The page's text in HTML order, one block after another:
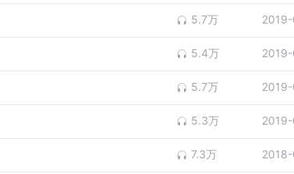
史规律总会按照自己的步伐前进，出现了内阁，甚
各不相同，实际上无有区别。
5.7万
5.4万
5.7万
5.3万
7.3万